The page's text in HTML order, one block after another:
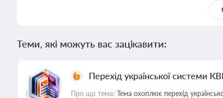
Теми, які можуть вас зацікавити:
Перехід української системи
Про що тема: Тема охоплює перехід